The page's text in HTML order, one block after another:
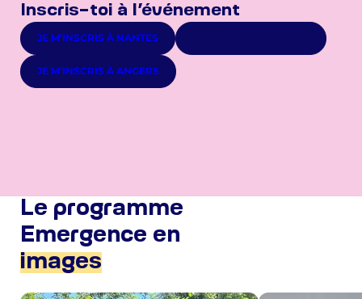
Inscris-toi à l’événement
JE M’INSCRIS À NANTES
JE M’INSCRIS À ANGERS
Le programme
Emergence en
images